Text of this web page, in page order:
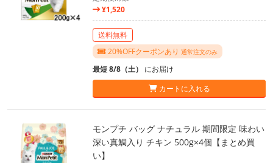
¥1,520
送料無料
20%OFFクーポンあり 通常注文のみ
最短 8/8（土） にお届け
カートに入れる
モンプチ バッグ ナチュラル 期間限定 味わい
深い真鯛入り チキン 500g×4個【まとめ買
い】